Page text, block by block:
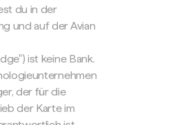
du in der
und auf der Avian
ist keine Bank.
der für die
der Karte im